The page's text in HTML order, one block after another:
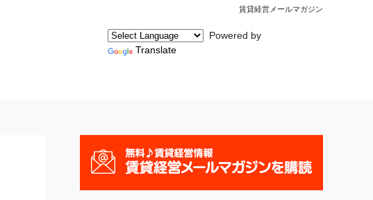
賃貸経営メールマガジン
Powered by
Translate